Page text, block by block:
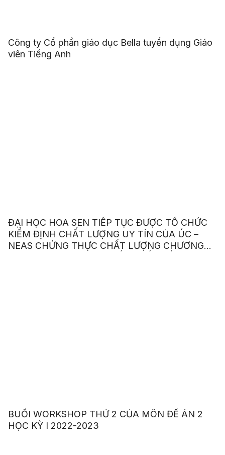
Công ty Cổ phần giáo dục Bella tuyển dụng Giáo
viên Tiếng Anh
ĐẠI HỌC HOA SEN TIẾP TỤC ĐƯỢC TỔ CHỨC
KIỂM ĐỊNH CHẤT LƯỢNG UY TÍN CỦA ÚC –
NEAS CHỨNG THỰC CHẤT LƯỢNG CHƯƠNG
BUỔI WORKSHOP THỨ 2 CỦA MÔN ĐỀ ÁN 2
HỌC KỲ I 2022-2023